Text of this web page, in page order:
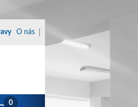
O nás
0